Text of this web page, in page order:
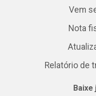
Vem
Nota
Relatório de